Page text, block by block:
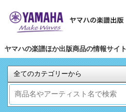
ヤマハの楽譜ほか出版商品の情報サイト